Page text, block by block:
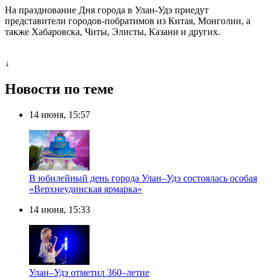
На празднование Дня города в Улан-Удэ приедут
представители городов-побратимов из Китая, Монголии, а
также Хабаровска, Читы, Элисты, Казани и других.
↓
Новости по теме
14 июня, 15:57
В юбилейный день города Улан–Удэ состоялась особая
«Верхнеудинская ярмарка»
14 июня, 15:33
Улан–Удэ отметил 360–летие